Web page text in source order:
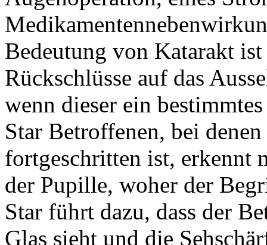
Bedeutung von Katarakt
Rückschlüsse auf das
wenn dieser ein
Star Betroffenen, bei
fortgeschritten ist, erkennt
der Pupille, woher der
Star führt dazu, dass der
Glas sieht und die